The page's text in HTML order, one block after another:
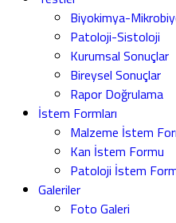
Biyokimya-
Patoloji-Sistoloji
Kurumsal Sonuçlar
Bireysel Sonuçlar
Rapor Doğrulama
İstem Formları
Malzeme İstem
Kan İstem Formu
Patoloji İstem
Galeriler
Foto Galeri